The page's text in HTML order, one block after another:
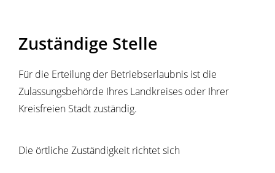
Zuständige Stelle
Für die Erteilung der Betriebserlaubnis ist die
Zulassungsbehörde Ihres Landkreises oder Ihrer
Kreisfreien Stadt zuständig.
Die örtliche Zuständigkeit richtet sich